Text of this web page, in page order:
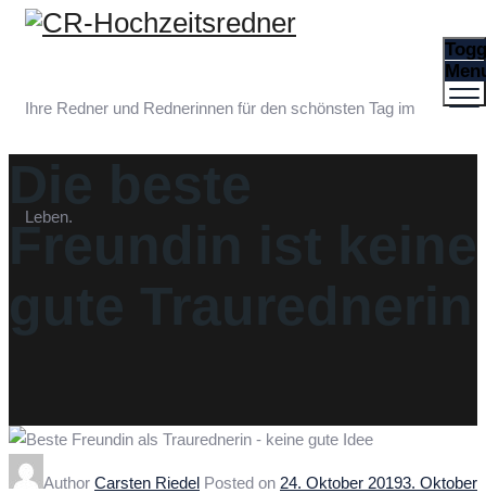
Ihre Redner und Rednerinnen für den schönsten Tag im
Leben.
Author Carsten Riedel Posted on 24. Oktober 20193. Oktober